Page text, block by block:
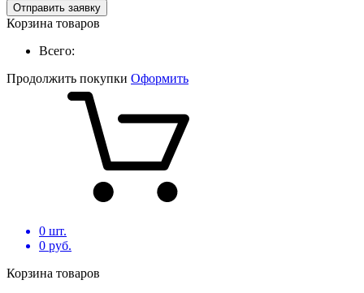
Отправить заявку
Корзина товаров
Всего:
Продолжить покупки Оформить
0 шт.
0 руб.
Корзина товаров